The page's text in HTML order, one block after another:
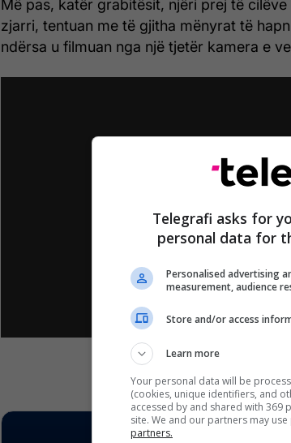
Më pas, katër grabitësit, njëri prej të
zjarri, tentuan me të gjitha mënyrat të
ndërsa u filmuan nga një tjetër kamera e
Telegrafi asks for
personal data for
Personalised advertising
measurement, audience
Store and/or access
Learn more
Your personal data will be
(cookies, unique identifiers, and
accessed by and shared with 369
site. We and our partners may
partners.